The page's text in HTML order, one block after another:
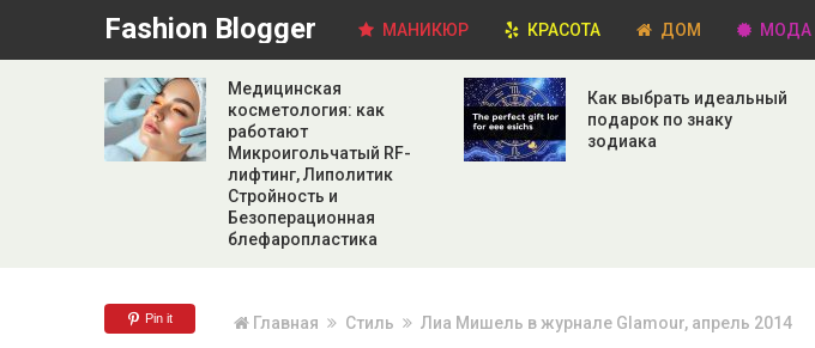
Fashion Blogger МАНИКЮР КРАСОТА ДОМ МОДА
Медицинская
косметология: как
работают
Микроигольчатый RF-
лифтинг, Липолитик
Стройность и
Безоперационная
блефаропластика
Как выбрать идеальный
подарок по знаку
зодиака
Pin it Главная Стиль Лиа Мишель в журнале Glamour, апрель 2014